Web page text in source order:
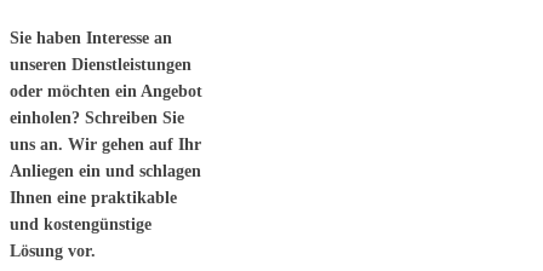
Sie haben Interesse an
unseren Dienstleistungen
oder möchten ein Angebot
einholen? Schreiben Sie
uns an. Wir gehen auf Ihr
Anliegen ein und schlagen
Ihnen eine praktikable
und kostengünstige
Lösung vor.